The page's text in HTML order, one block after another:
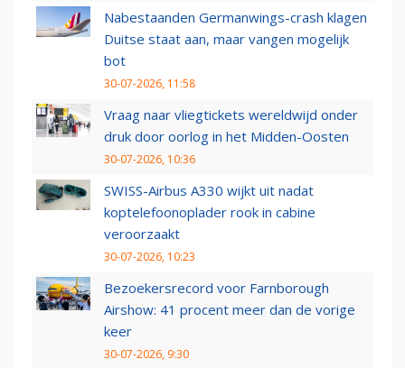
Nabestaanden Germanwings-crash klagen
Duitse staat aan, maar vangen mogelijk
bot
30-07-2026, 11:58
Vraag naar vliegtickets wereldwijd onder
druk door oorlog in het Midden-Oosten
30-07-2026, 10:36
SWISS-Airbus A330 wijkt uit nadat
koptelefoonoplader rook in cabine
veroorzaakt
30-07-2026, 10:23
Bezoekersrecord voor Farnborough
Airshow: 41 procent meer dan de vorige
keer
30-07-2026, 9:30